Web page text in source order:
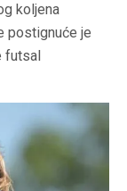
koljena
postignuće je
futsal